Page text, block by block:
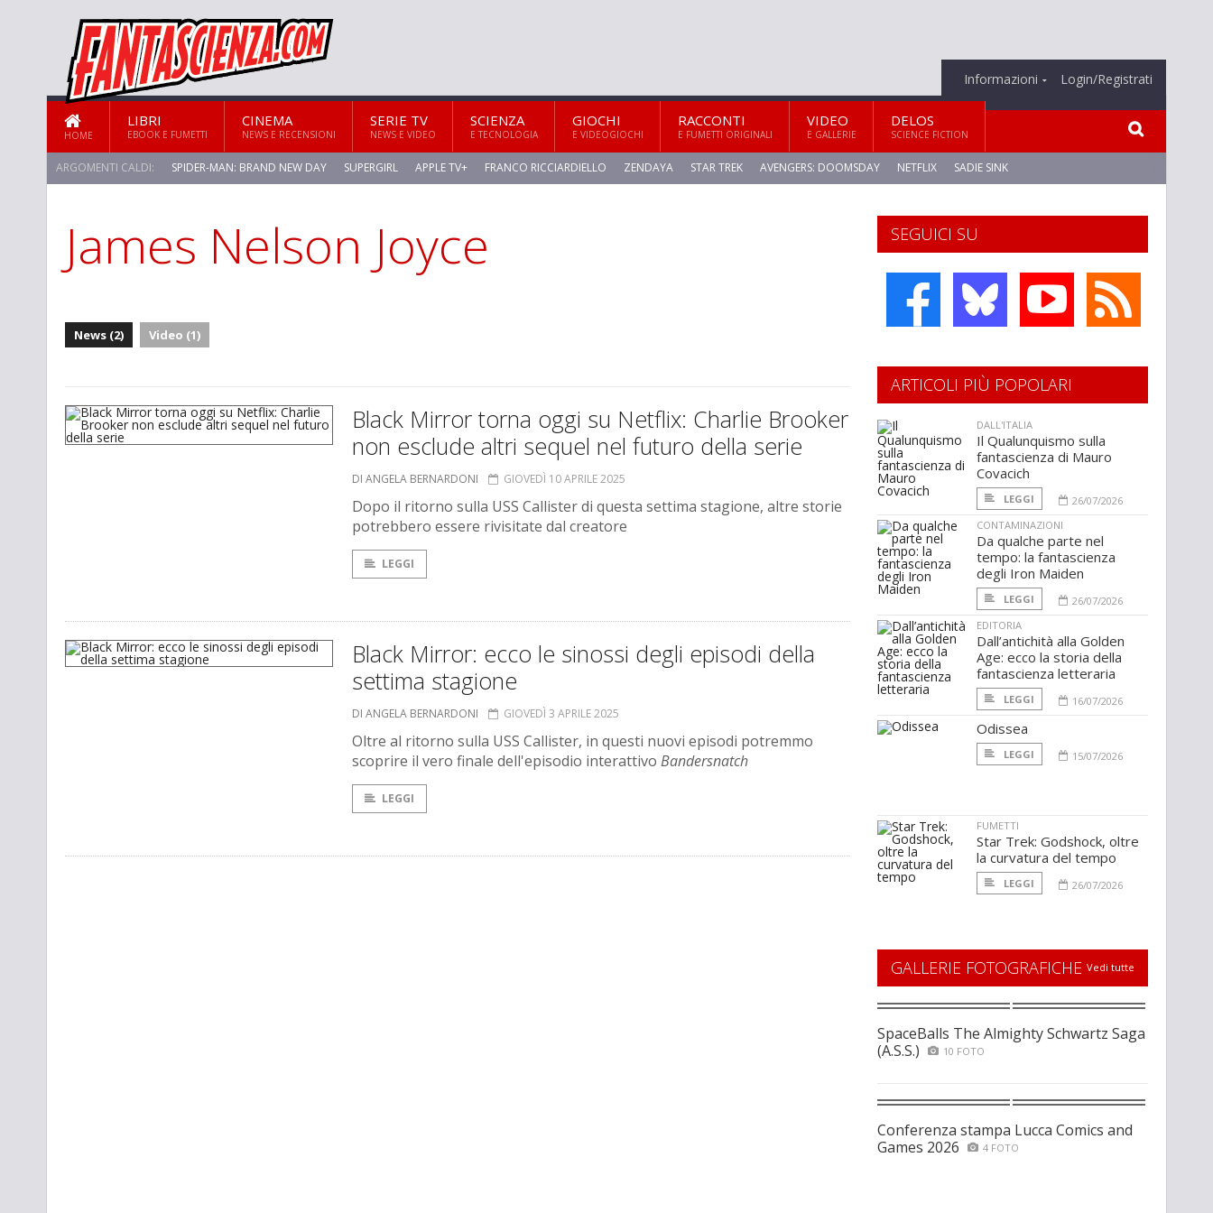
Informazioni Login/Registrati
HOME
LIBRI
EBOOK E FUMETTI
CINEMA
NEWS E RECENSIONI
SERIE TV
NEWS E VIDEO
SCIENZA
E TECNOLOGIA
GIOCHI
E VIDEOGIOCHI
RACCONTI
E FUMETTI ORIGINALI
VIDEO
E GALLERIE
DELOS
SCIENCE FICTION
ARGOMENTI CALDI: SPIDER-MAN: BRAND NEW DAY SUPERGIRL APPLE TV+ FRANCO RICCIARDIELLO ZENDAYA STAR TREK AVENGERS: DOOMSDAY NETFLIX SADIE SINK
James Nelson Joyce
News (2) Video (1)
Black Mirror torna oggi su Netflix: Charlie Brooker
non esclude altri sequel nel futuro della serie
DI ANGELA BERNARDONI GIOVEDÌ 10 APRILE 2025
Dopo il ritorno sulla USS Callister di questa settima stagione, altre storie
potrebbero essere rivisitate dal creatore
LEGGI
Black Mirror: ecco le sinossi degli episodi della
settima stagione
DI ANGELA BERNARDONI GIOVEDÌ 3 APRILE 2025
Oltre al ritorno sulla USS Callister, in questi nuovi episodi potremmo
scoprire il vero finale dell'episodio interattivo Bandersnatch
LEGGI
SEGUICI SU
ARTICOLI PIÙ POPOLARI
DALL'ITALIA
Il Qualunquismo sulla
fantascienza di Mauro
Covacich
LEGGI
26/07/2026
CONTAMINAZIONI
Da qualche parte nel
tempo: la fantascienza
degli Iron Maiden
LEGGI
26/07/2026
EDITORIA
Dall’antichità alla Golden
Age: ecco la storia della
fantascienza letteraria
LEGGI 16/07/2026
Odissea
LEGGI 15/07/2026
FUMETTI
Star Trek: Godshock, oltre
la curvatura del tempo
LEGGI 26/07/2026
GALLERIE FOTOGRAFICHE Vedi tutte
SpaceBalls The Almighty Schwartz Saga
(A.S.S.)
10 FOTO
Conferenza stampa Lucca Comics and
Games 2026
4 FOTO